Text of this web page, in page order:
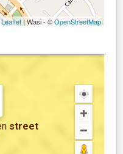
Leaflet| Wasi - ©OpenStreetMap
street